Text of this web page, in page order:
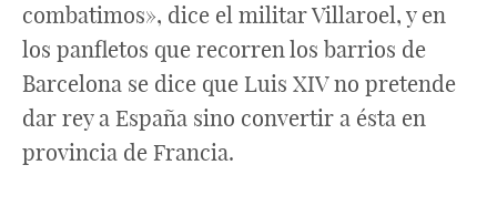
combatimos», dice el militar Villaroel, y en
los panfletos que recorren los barrios de
Barcelona se dice que Luis XIV no pretende
dar rey a España sino convertir a ésta en
provincia de Francia.